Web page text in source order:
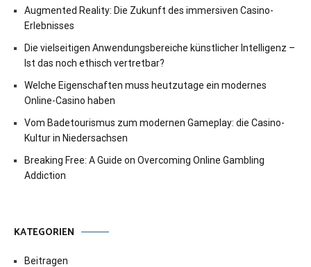
Augmented Reality: Die Zukunft des immersiven Casino-
Erlebnisses
Die vielseitigen Anwendungsbereiche künstlicher Intelligenz –
Ist das noch ethisch vertretbar?
Welche Eigenschaften muss heutzutage ein modernes
Online-Casino haben
Vom Badetourismus zum modernen Gameplay: die Casino-
Kultur in Niedersachsen
Breaking Free: A Guide on Overcoming Online Gambling
Addiction
KATEGORIEN
Beitragen